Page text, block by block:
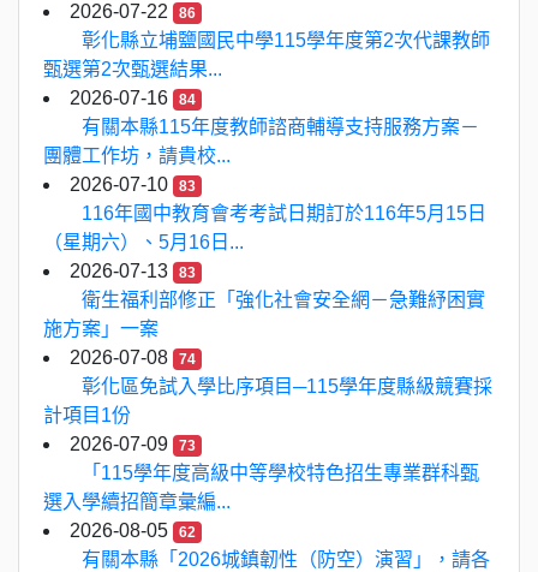
2026-07-22
86
彰化縣立埔鹽國民中學115學年度第2次代課教師
甄選第2次甄選結果...
2026-07-16
84
有關本縣115年度教師諮商輔導支持服務方案－
團體工作坊，請貴校...
2026-07-10
83
116年國中教育會考考試日期訂於116年5月15日
（星期六）、5月16日...
2026-07-13
83
衛生福利部修正「強化社會安全網－急難紓困實
施方案」一案
2026-07-08
74
彰化區免試入學比序項目─115學年度縣級競賽採
計項目1份
2026-07-09
73
「115學年度高級中等學校特色招生專業群科甄
選入學續招簡章彙編...
2026-08-05
62
有關本縣「2026城鎮韌性（防空）演習」，請各